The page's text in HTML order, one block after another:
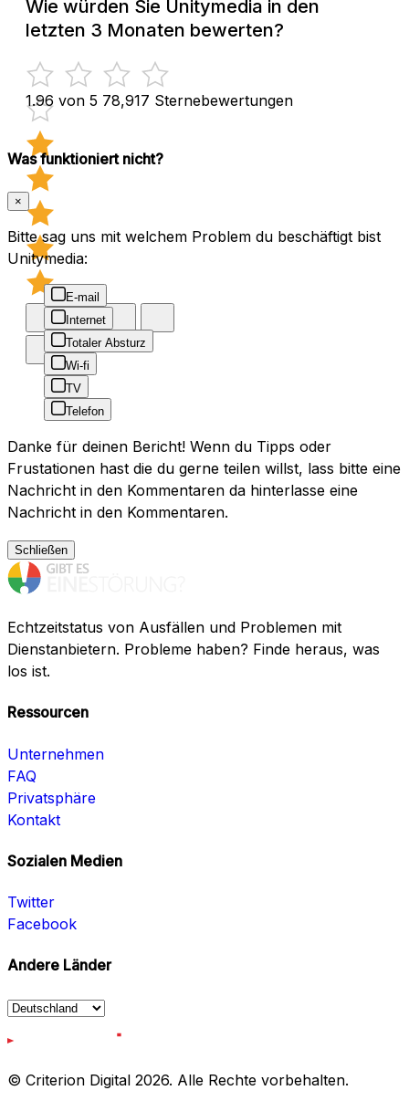
Wie würden Sie Unitymedia in den
letzten 3 Monaten bewerten?
1.96 von 5 78,917 Sternebewertungen
Was funktioniert nicht?
×
Bitte sag uns mit welchem Problem du beschäftigt bist
Unitymedia:
E-mail
Internet
Totaler Absturz
Wi-fi
TV
Telefon
Danke für deinen Bericht! Wenn du Tipps oder
Frustationen hast die du gerne teilen willst, lass bitte eine
Nachricht in den Kommentaren da hinterlasse eine
Nachricht in den Kommentaren.
Schließen
Echtzeitstatus von Ausfällen und Problemen mit
Dienstanbietern. Probleme haben? Finde heraus, was
los ist.
Ressourcen
Unternehmen
FAQ
Privatsphäre
Kontakt
Sozialen Medien
Twitter
Facebook
Andere Länder
© Criterion Digital 2026. Alle Rechte vorbehalten.